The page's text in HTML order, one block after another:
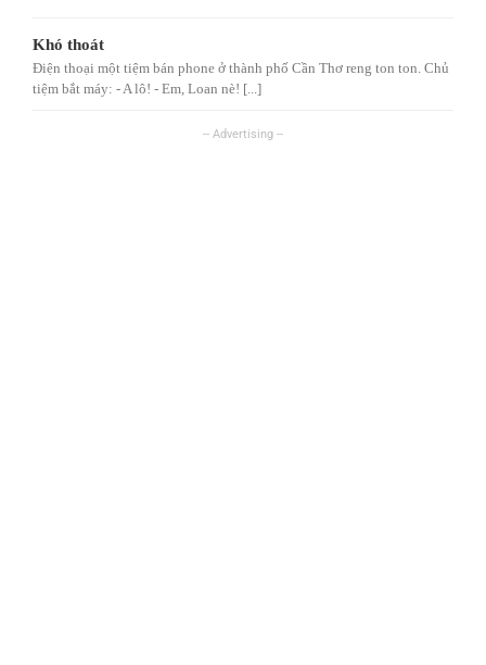
Khó thoát
Điện thoại một tiệm bán phone ở thành phố Cần Thơ reng ton ton. Chủ
tiệm bắt máy: - A lô! - Em, Loan nè! [...]